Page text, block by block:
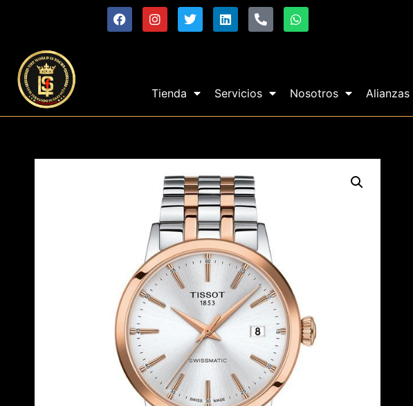
Tienda Servicios Nosotros Alianzas